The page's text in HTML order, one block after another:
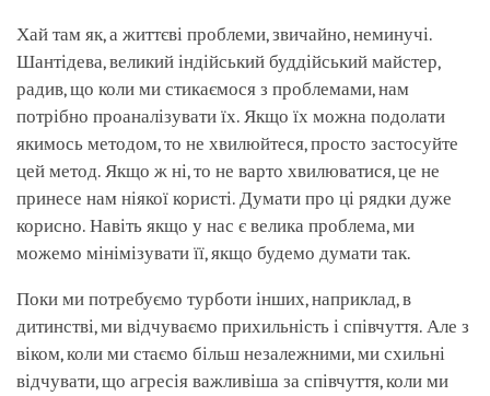
Хай там як, а життєві проблеми, звичайно, неминучі.
Шантідева, великий індійський буддійський майстер,
радив, що коли ми стикаємося з проблемами, нам
потрібно проаналізувати їх. Якщо їх можна подолати
якимось методом, то не хвилюйтеся, просто застосуйте
цей метод. Якщо ж ні, то не варто хвилюватися, це не
принесе нам ніякої користі. Думати про ці рядки дуже
корисно. Навіть якщо у нас є велика проблема, ми
можемо мінімізувати її, якщо будемо думати так.
Поки ми потребуємо турботи інших, наприклад, в
дитинстві, ми відчуваємо прихильність і співчуття. Але з
віком, коли ми стаємо більш незалежними, ми схильні
відчувати, що агресія важливіша за співчуття, коли ми